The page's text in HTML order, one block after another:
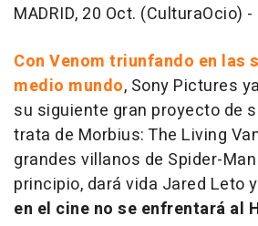
MADRID, 20 Oct. (CulturaOcio) -
Con Venom triunfando en las
medio mundo, Sony Pictures
su siguiente gran proyecto de
trata de Morbius: The Living
grandes villanos de Spider-
principio, dará vida Jared Leto
en el cine no se enfrentará al